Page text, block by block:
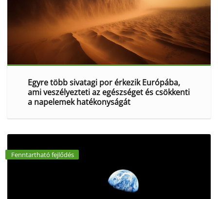
Egyre több sivatagi por érkezik Európába,
ami veszélyezteti az egészséget és csökkenti
a napelemek hatékonyságát
Fenntartható fejlődés